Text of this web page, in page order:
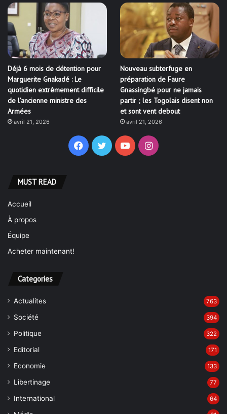
Déjà 6 mois de détention pour
Marguerite Gnakadé : Le
quotidien extrêmement difficile
de l’ancienne ministre des
Armées
avril 21, 2026
Nouveau subterfuge en
préparation de Faure
Gnassingbé pour ne jamais
partir ; les Togolais disent non
et sont vent debout
avril 21, 2026
Facebook
TwitterYouTubeInstagram
MUST READ
Accueil
À propos
Équipe
Acheter maintenant!
Categories
Actualites 763
Société 394
Politique 322
Editorial 171
Economie 133
Libertinage 77
International 64